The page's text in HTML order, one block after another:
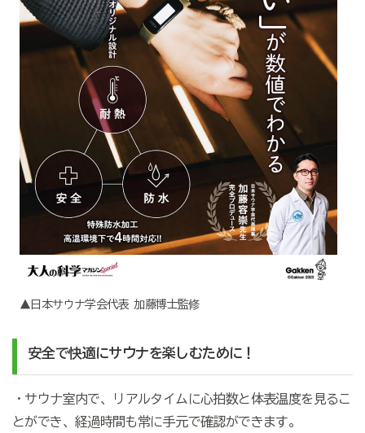
▲日本サウナ学会代表 加藤博士監修
安全で快適にサウナを楽しむために！
・サウナ室内で、リアルタイムに心拍数と体表温度を見るこ
とができ、経過時間も常に手元で確認ができます。